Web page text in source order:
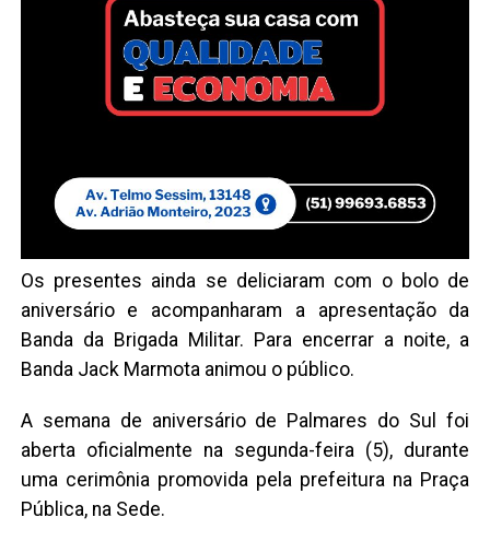
Os presentes ainda se deliciaram com o bolo de
aniversário e acompanharam a apresentação da
Banda da Brigada Militar. Para encerrar a noite, a
Banda Jack Marmota animou o público.
A semana de aniversário de Palmares do Sul foi
aberta oficialmente na segunda-feira (5), durante
uma cerimônia promovida pela prefeitura na Praça
Pública, na Sede.